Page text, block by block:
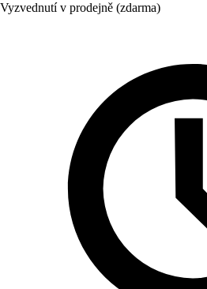
Vyzvednutí v prodejně (zdarma)